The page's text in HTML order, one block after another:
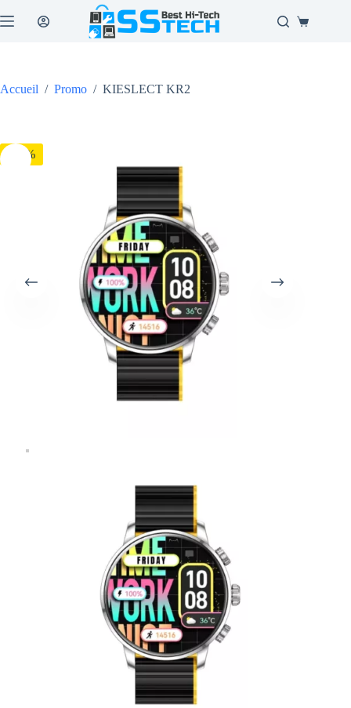
au
Panier
Accueil / Promo / KIESLECT KR2
-13%